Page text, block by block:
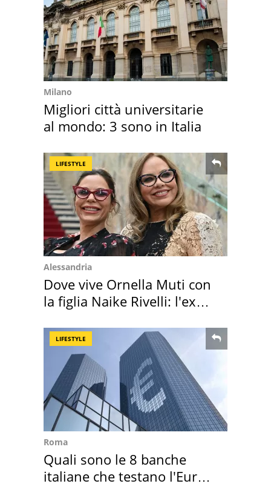
Milano
Migliori città universitarie
al mondo: 3 sono in Italia
LIFESTYLE
Alessandria
Dove vive Ornella Muti con
la figlia Naike Rivelli: l'ex
LIFESTYLE
Roma
Quali sono le 8 banche
italiane che testano l'Euro